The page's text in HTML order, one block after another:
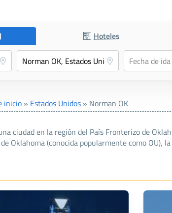
Hoteles
inicio » Estados Unidos » Norman OK
ciudad en la región del País Fronterizo de
Oklahoma (conocida popularmente como OU),